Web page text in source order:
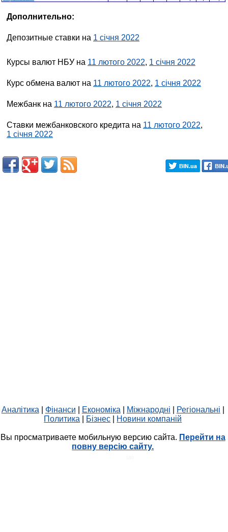
Дополнительно:
Депозитные ставки на 1 січня 2022
Курсы валют НБУ на 11 лютого 2022, 1 січня 2022
Курс обмена валют на 11 лютого 2022, 1 січня 2022
Межбанк на 11 лютого 2022, 1 січня 2022
Ставки межбанковского кредита на 11 лютого 2022,
1 січня 2022
Аналітика Фінанси Економіка Міжнародні Регіональні
Политика
Бізнес Новини компаній
Вы просматриваете мобильную версию сайта. Перейти на
повну версію сайту.